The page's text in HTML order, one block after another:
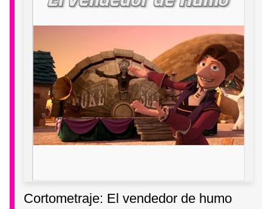
Cortometraje: El vendedor de humo